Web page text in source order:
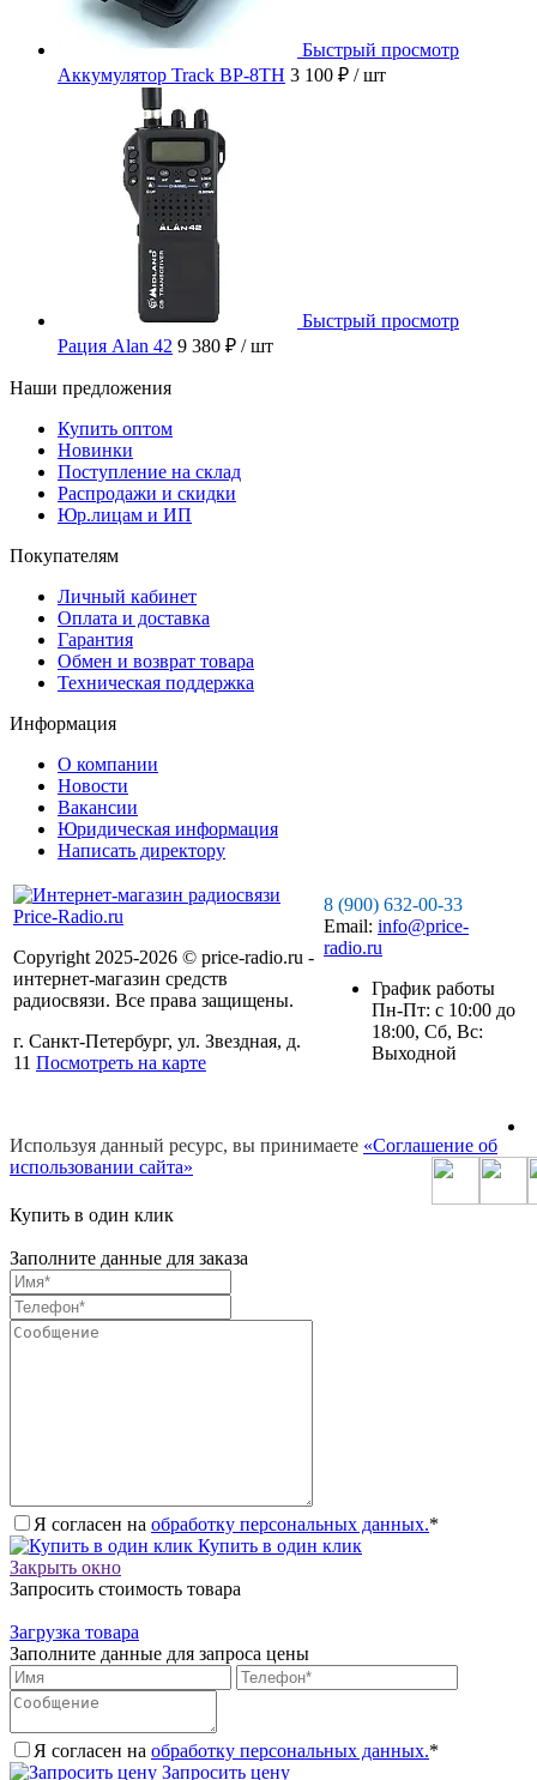
Быстрый просмотр
Аккумулятор Track BP-8TH 3 100 ₽ / шт
Быстрый просмотр
Рация Alan 42 9 380 ₽ / шт
Наши предложения
Купить оптом
Новинки
Поступление на склад
Распродажи и скидки
Юр.лицам и ИП
Покупателям
Личный кабинет
Оплата и доставка
Гарантия
Обмен и возврат товара
Техническая поддержка
Информация
О компании
Новости
Вакансии
Юридическая информация
Написать директору
Copyright 2025-2026 © price-radio.ru -
интернет-магазин средств
радиосвязи. Все права защищены.
г. Санкт-Петербург, ул. Звездная, д.
11 Посмотреть на карте
8 (900) 632-00-33
Email: info@price-
radio.ru
График работы
Пн-Пт: c 10:00 до
18:00, Сб, Вс:
Выходной
Используя данный ресурс, вы принимаете «Соглашение об
использовании сайта»
Купить в один клик
Заполните данные для заказа
Я согласен на обработку персональных данных.*
Купить в один клик
Закрыть окно
Запросить стоимость товара
Загрузка товара
Заполните данные для запроса цены
Я согласен на обработку персональных данных.*
Запросить цену